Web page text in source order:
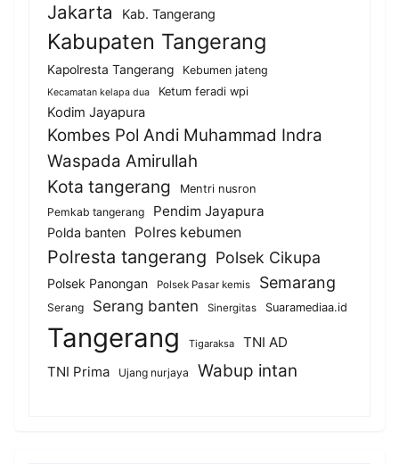
Jakarta Kab. Tangerang
Kabupaten Tangerang
Kapolresta Tangerang Kebumen jateng
Kecamatan kelapa dua Ketum feradi wpi
Kodim Jayapura
Kombes Pol Andi Muhammad Indra
Waspada Amirullah
Kota tangerang
Mentri nusron
Pemkab tangerang
Pendim Jayapura
Polda banten Polres kebumen
Polresta tangerang Polsek Cikupa
Polsek Panongan Polsek Pasar kemis Semarang
Serang Serang banten Sinergitas Suaramediaa.id
Tangerang Tigaraksa
TNI AD
TNI Prima
Ujang nurjaya Wabup intan